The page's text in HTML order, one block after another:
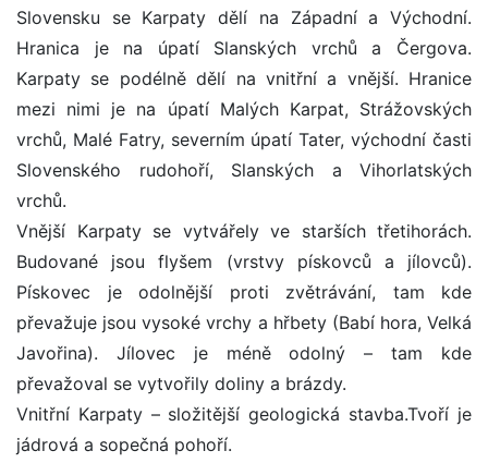
Slovensku se Karpaty dělí na Západní a Východní.
Hranica je na úpatí Slanských vrchů a Čergova.
Karpaty se podélně dělí na vnitřní a vnější. Hranice
mezi nimi je na úpatí Malých Karpat, Strážovských
vrchů, Malé Fatry, severním úpatí Tater, východní časti
Slovenského rudohoří, Slanských a Vihorlatských
vrchů.
Vnější Karpaty se vytvářely ve starších třetihorách.
Budované jsou flyšem (vrstvy pískovců a jílovců).
Pískovec je odolnější proti zvětrávání, tam kde
převažuje jsou vysoké vrchy a hřbety (Babí hora, Velká
Javořina). Jílovec je méně odolný – tam kde
převažoval se vytvořily doliny a brázdy.
Vnitřní Karpaty – složitější geologická stavba.Tvoří je
jádrová a sopečná pohoří.